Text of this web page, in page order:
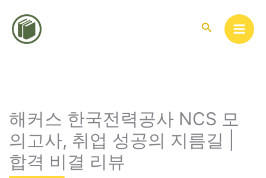
뛰
검
해커스 한국전력공사 NCS 모
의고사, 취업 성공의 지름길 |
합격 비결 리뷰